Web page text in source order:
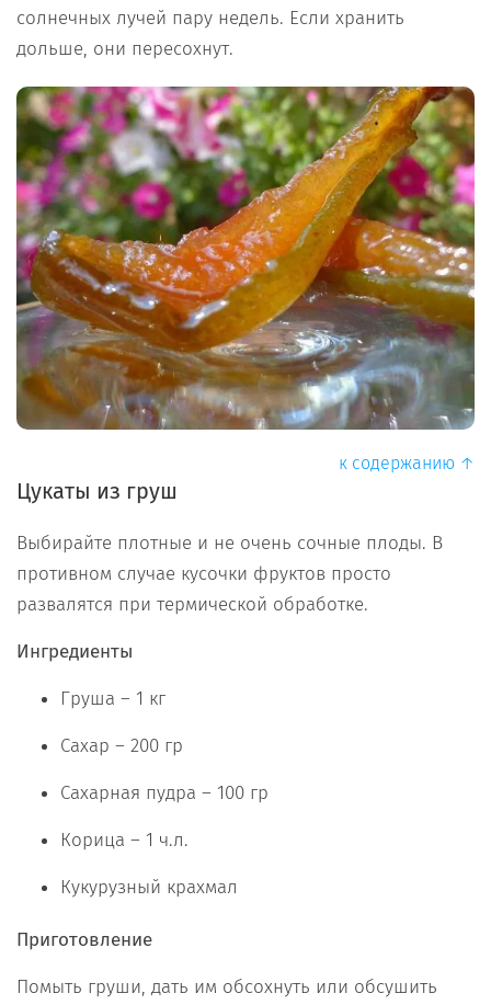
солнечных лучей пару недель. Если хранить
дольше, они пересохнут.
к содержанию ↑
Цукаты из груш
Выбирайте плотные и не очень сочные плоды. В
противном случае кусочки фруктов просто
развалятся при термической обработке.
Ингредиенты
Груша – 1 кг
Сахар – 200 гр
Сахарная пудра – 100 гр
Корица – 1 ч.л.
Кукурузный крахмал
Приготовление
Помыть груши, дать им обсохнуть или обсушить